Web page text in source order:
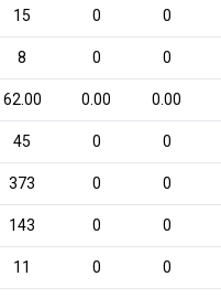
15 0 0
8 0 0
62.00 0.00 0.00
45 0 0
373 0 0
143 0 0
11 0 0